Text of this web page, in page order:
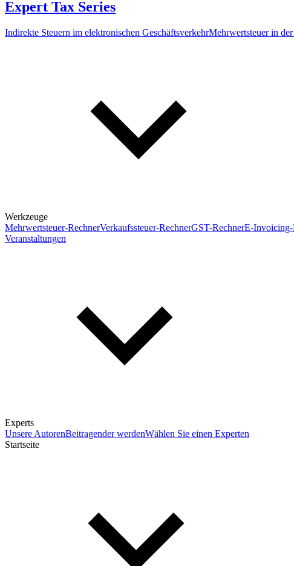
Expert Tax Series
Indirekte Steuern im elektronischen GeschäftsverkehrMehrwertsteuer in
Werkzeuge
Mehrwertsteuer-RechnerVerkaufssteuer-RechnerGST-RechnerE-Invoicing-
Veranstaltungen
Experts
Unsere AutorenBeitragender werdenWählen Sie einen Experten
Startseite